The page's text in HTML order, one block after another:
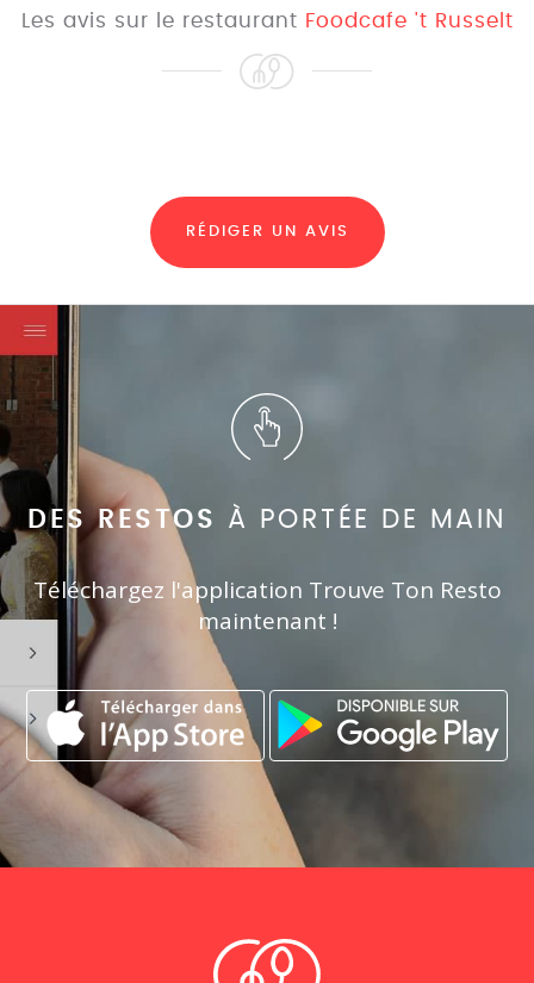
Les avis sur le restaurant Foodcafe 't Russelt
RÉDIGER UN AVIS
DES RESTOS À PORTÉE DE MAIN
Téléchargez l'application Trouve Ton Resto
maintenant !